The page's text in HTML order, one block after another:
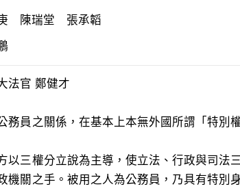
鄭健才
務員之關係，在基本上本無外國所謂「特別
以三權分立說為主導，使立法、行政與司法
機關之手。被用之人為公務員，乃具有特別